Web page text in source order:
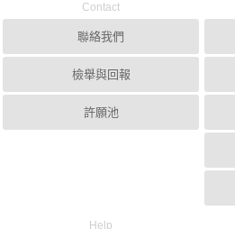
Contact
聯絡我們
檢舉與回報
許願池
Help